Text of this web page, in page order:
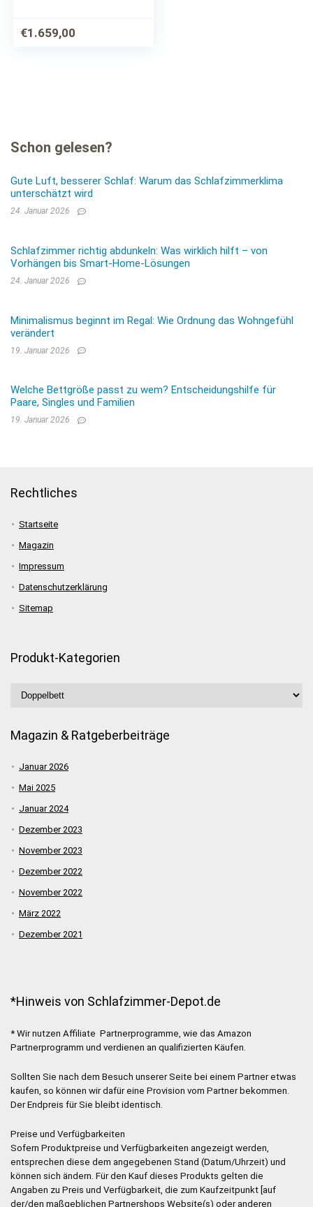
€1.659,00
Schon gelesen?
Gute Luft, besserer Schlaf: Warum das Schlafzimmerklima
unterschätzt wird
24. Januar 2026
Schlafzimmer richtig abdunkeln: Was wirklich hilft – von
Vorhängen bis Smart-Home-Lösungen
24. Januar 2026
Minimalismus beginnt im Regal: Wie Ordnung das Wohngefühl
verändert
19. Januar 2026
Welche Bettgröße passt zu wem? Entscheidungshilfe für
Paare, Singles und Familien
19. Januar 2026
Rechtliches
Startseite
Magazin
Impressum
Datenschutzerklärung
Sitemap
Produkt-Kategorien
Magazin & Ratgeberbeiträge
Januar 2026
Mai 2025
Januar 2024
Dezember 2023
November 2023
Dezember 2022
November 2022
März 2022
Dezember 2021
*Hinweis von Schlafzimmer-Depot.de
* Wir nutzen Affiliate Partnerprogramme, wie das Amazon
Partnerprogramm und verdienen an qualifizierten Käufen.
Sollten Sie nach dem Besuch unserer Seite bei einem Partner etwas
kaufen, so können wir dafür eine Provision vom Partner bekommen.
Der Endpreis für Sie bleibt identisch.
Preise und Verfügbarkeiten
Sofern Produktpreise und Verfügbarkeiten angezeigt werden,
entsprechen diese dem angegebenen Stand (Datum/Uhrzeit) und
können sich ändern. Für den Kauf dieses Produkts gelten die
Angaben zu Preis und Verfügbarkeit, die zum Kaufzeitpunkt [auf
der/den maßgeblichen Partnershops Website(s) oder anderen